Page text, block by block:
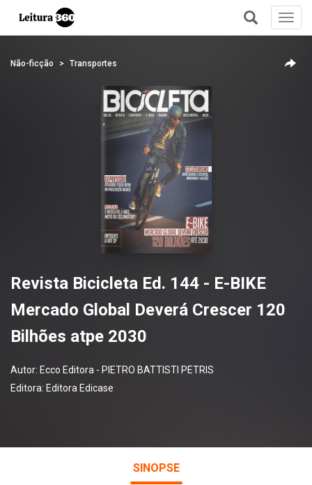
+
Não-ficção Transportes
Revista Bicicleta Ed. 144 - E-BIKE
Mercado Global Deverá Crescer 120
Bilhões atpe 2030
Autor: Ecco Editora - PIETRO BATTISTI PETRIS
Editora: Editora Edicase
SINOPSE